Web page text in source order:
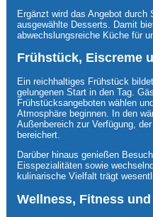
Ergänzt wird das Angebot durch
ausgewählte Desserts. Damit
abwechslungsreiche Küche für
Frühstück, Eiscreme
Ein reichhaltiges Frühstück
gelungenen Start in den Tag.
Frühstücksangeboten wählen
Atmosphäre beginnen. In den
Außenbereich zur Verfügung,
bereichert.
Darüber hinaus genießen
Eisspezialitäten sowie
kulinarische Vielfalt trägt
Wellness, Fitness